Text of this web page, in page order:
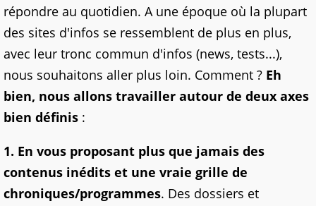
répondre au quotidien. A une époque où la plupart
des sites d'infos se ressemblent de plus en plus,
avec leur tronc commun d'infos (news, tests...),
nous souhaitons aller plus loin. Comment ? Eh
bien, nous allons travailler autour de deux axes
bien définis :
1. En vous proposant plus que jamais des
contenus inédits et une vraie grille de
chroniques/programmes. Des dossiers et